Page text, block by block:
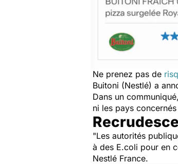
Ne prenez pas de
Buitoni (Nestlé) a
Dans un
ni les pays
"Les autorités
à des E.coli pour en
Nestlé France.